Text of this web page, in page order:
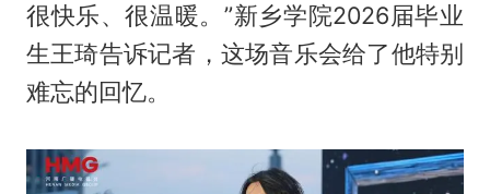
很快乐、很温暖。”新乡学院2026届毕业
生王琦告诉记者，这场音乐会给了他特别
难忘的回忆。